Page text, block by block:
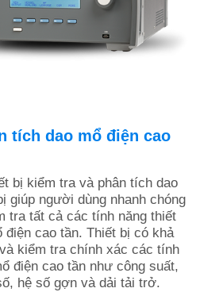
tích dao mổ điện cao
bị kiểm tra và phân tích dao
giúp người dùng nhanh chóng
tra tất cả các tính năng thiết
điện cao tần. Thiết bị có khả
kiểm tra chính xác các tính
điện cao tần như công suất,
hệ số gợn và dải tải trở.